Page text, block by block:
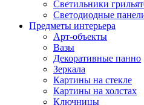
Светильники
Светодиодные
Предметы интерьера
Арт-объекты
Вазы
Декоративные панно
Зеркала
Картины на стекле
Картины на холстах
Ключницы